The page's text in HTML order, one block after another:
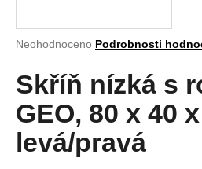
Průměrné
produktu
je
0,0
z
5
hvězdiček.
Neohodnoceno Podrobnosti
Skříň nízká s
GEO, 80 x 40
levá/pravá
j
t
?